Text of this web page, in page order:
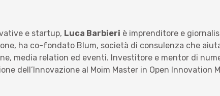
e startup, Luca Barbieri è imprenditore e
ha co-fondato Blum, società di consulenza che
media relation ed eventi. Investitore e mentor di
dell’Innovazione al Moim Master in Open Innovation